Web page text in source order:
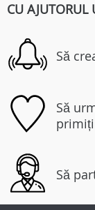
CU AJUTORUL
Să
Să
Să